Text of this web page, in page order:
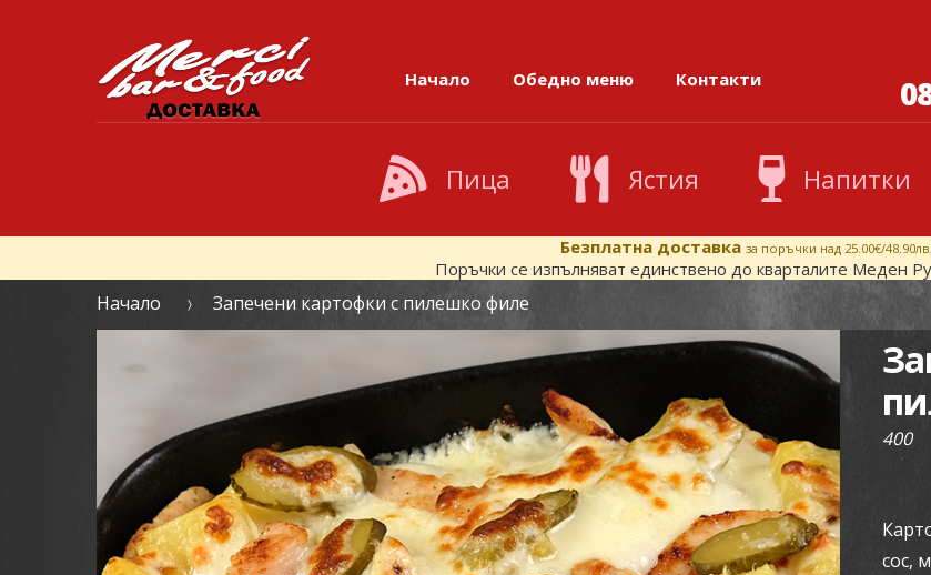
Skip to navigation
Skip to content
Начало Обедно меню Контакти
Пица Ястия Напитки
Безплатна доставка за поръчки над 25.00€/48.90лв.
Поръчки се изпълняват единствено до кварталите Меден
Начало Запечени картофки с пилешко филе
400
сос,